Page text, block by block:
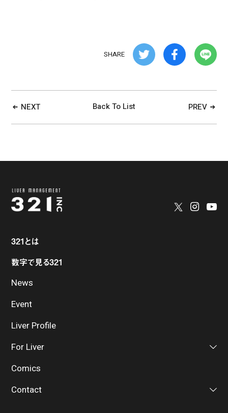
SHARE
NEXT Back To List PREV
321とは
数字で見る321
News
Event
Liver Profile
For Liver
Comics
Contact